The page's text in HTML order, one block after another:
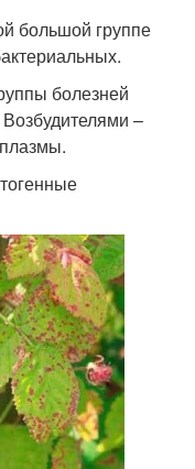
большой группе
болезней
–